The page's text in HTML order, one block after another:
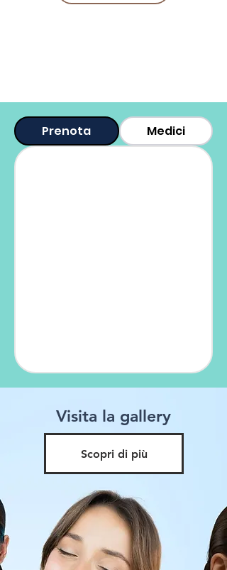
Prenota Medici
Visita la gallery
Scopri di più